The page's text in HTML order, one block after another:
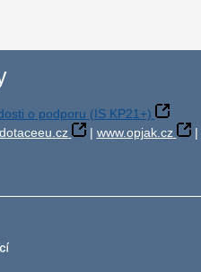
o podporu (IS KP21+)
| www.opjak.cz |